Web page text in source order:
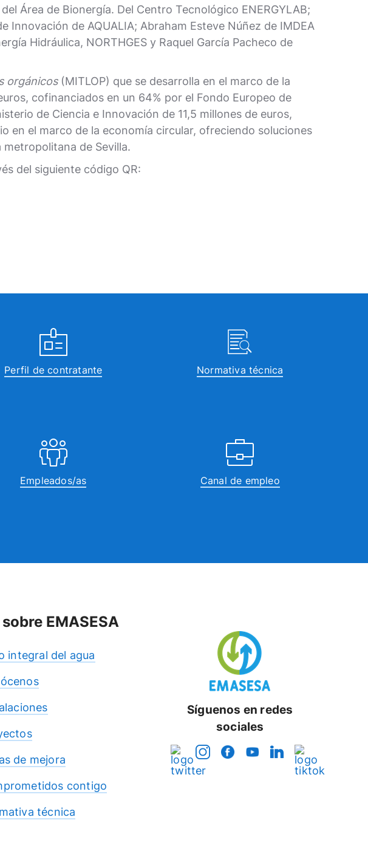
Área de Bionergía. Del Centro Tecnológico ENERGYLAB;
de AQUALIA; Abraham Esteve Núñez de IMDEA
Hidráulica, NORTHGES y Raquel García Pacheco de
orgánicos (MITLOP) que se desarrolla en el marco de la
cofinanciados en un 64% por el Fondo Europeo de
de Ciencia e Innovación de 11,5 millones de euros,
en el marco de la economía circular, ofreciendo soluciones
de Sevilla.
del siguiente código QR:
Perfil de contratante Normativa técnica
Empleados/as Canal de empleo
EMASESA
integral del agua
de mejora
contigo
técnica
Síguenos en redes
sociales